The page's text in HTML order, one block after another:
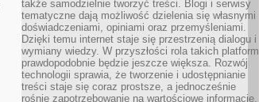
także samodzielnie tworzyć treści. Blogi i serwisy
tematyczne dają możliwość dzielenia się własnymi
doświadczeniami, opiniami oraz przemyśleniami.
Dzięki temu internet staje się przestrzenią dialogu i
wymiany wiedzy. W przyszłości rola takich platform
prawdopodobnie będzie jeszcze większa. Rozwój
technologii sprawia, że tworzenie i udostępnianie
treści staje się coraz prostsze, a jednocześnie
rośnie zapotrzebowanie na wartościowe informacje.